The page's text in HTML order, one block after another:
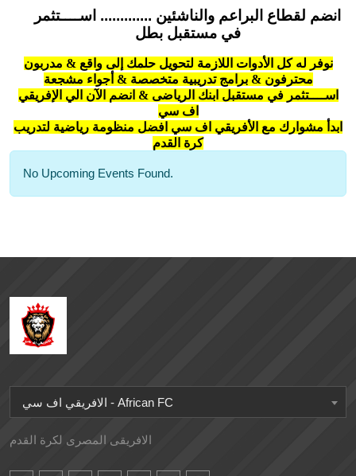
انضم لقطاع البراعم والناشئين ............. اســــتثمر
في مستقبل بطل
نوفر له كل الأدوات اللازمة لتحويل حلمك إلى واقع & مدربون
محترفون & برامج تدريبية متخصصة & أجواء مشجعة
اســــتثمر في مستقبل ابنك الرياضى & انضم الآن الي الإفريقي
اف سي
ابدأ مشوارك مع الأفريقي اف سي افضل منظومة رياضية لتدريب
كرة القدم
No Upcoming Events Found.
الافريقي اف سي - African FC
الافريقى المصرى لكرة القدم